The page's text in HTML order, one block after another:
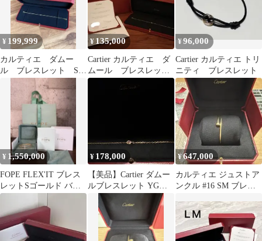
¥ 199,999
カルティエ ダムー
ル ブレスレット SM
¥ 135,000
Cartier カルティエ ダ
ムール ブレスレッ
ト XS イエローゴール
¥96,000
Cartier カルティエ トリ
ニティ ブレスレット
¥ 1,550,000
FOPE FLEX'IT ブレス
レットSゴールド バイ
カラーダイヤフォッぺ
¥ 178,000
【美品】Cartier ダムー
ルブレスレット YG
18K❣️
¥647,000
カルティエ ジュストア
ンクル #16 SM ブレス